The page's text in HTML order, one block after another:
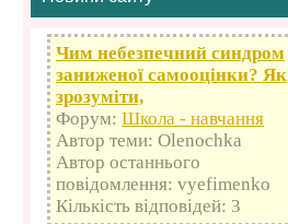
Чим небезпечний синдром
заниженої самооцінки? Як
зрозуміти,
Форум: Школа - навчання
Автор теми: Olenochka
Автор останнього
повідомлення: vyefimenko
Кількість відповідей: 3